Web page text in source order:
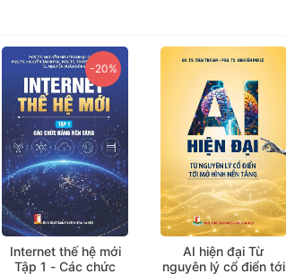
-20%
Internet thế hệ mới
Tập 1 - Các chức
AI hiện đại Từ
nguyên lý cổ điển tới